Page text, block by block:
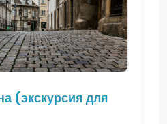
(экскурсия для